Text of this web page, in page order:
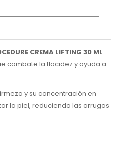
CREMA LIFTING 30 ML
combate la flacidez y ayuda a
y su concentración en
la piel, reduciendo las arrugas